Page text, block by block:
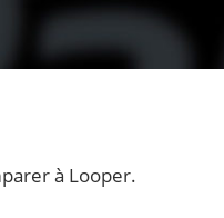
à Looper.